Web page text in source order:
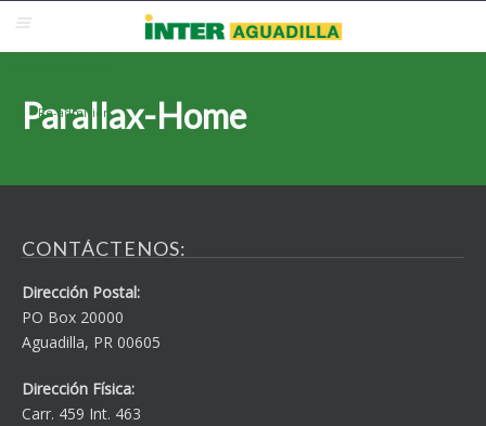
Correo Electrónico
Re-admisión
Parallax-Home
CONTÁCTENOS:
Dirección Postal:
PO Box 20000
Aguadilla, PR 00605
Dirección Física:
Carr. 459 Int. 463